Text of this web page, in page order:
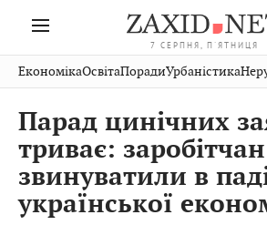
7 СЕРПНЯ, П'ЯТНИЦЯ
Івано-
Франківськ
Волинь
Закарпаття
Рівне
Чернівці
Шептицький
Стрий
Хмельницький
Вінниця
Кіно
Фото
ЕкономікаОсвітаПорадиУрбаністика
Парад цинічних
триває: заробітчан
звинуватили в
української